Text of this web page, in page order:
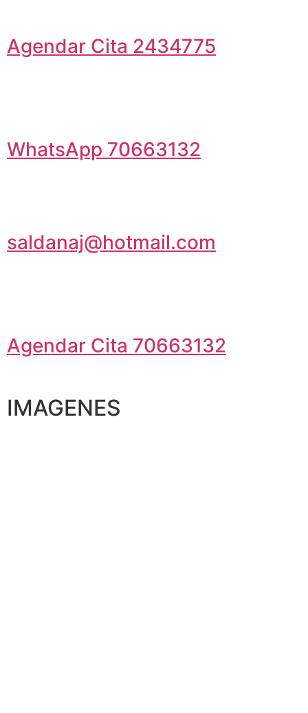
Agendar Cita 2434775
WhatsApp 70663132
saldanaj@hotmail.com
Agendar Cita 70663132
IMAGENES